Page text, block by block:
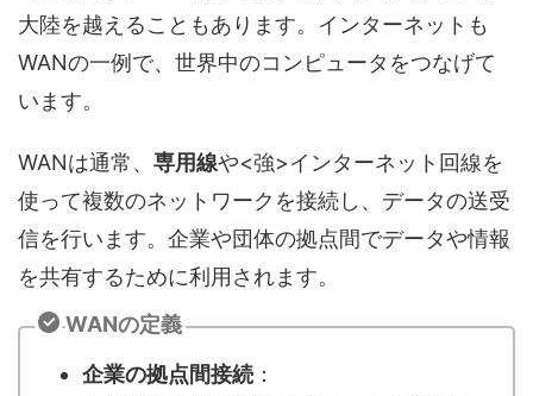
大陸を越えることもあります。インターネットも
WANの一例で、世界中のコンピュータをつなげて
います。
WANは通常、 専用線や<強>インターネット回線を
使って複数のネットワークを接続し、データの送受
信を行います。企業や団体の拠点間でデータや情報
を共有するために利用されます。
WANの定義
企業の拠点間接続 ：